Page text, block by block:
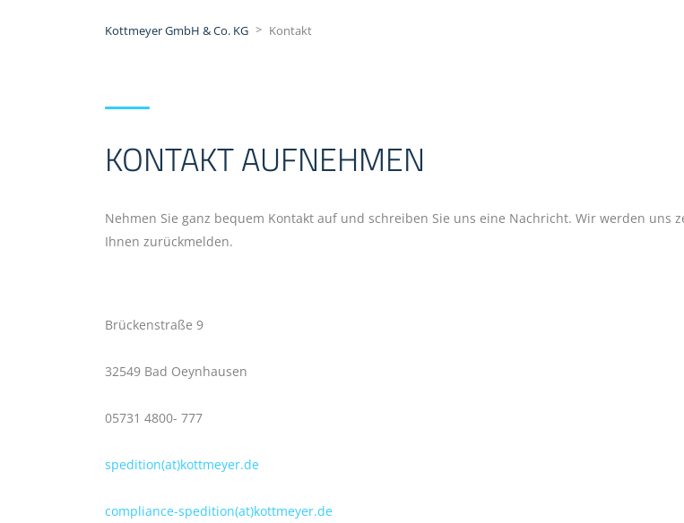
Kottmeyer GmbH & Co. KG > Kontakt
KONTAKT AUFNEHMEN
Nehmen Sie ganz bequem Kontakt auf und schreiben Sie uns eine Nachricht. Wir werden uns
Ihnen zurückmelden.
Brückenstraße 9
32549 Bad Oeynhausen
05731 4800- 777
spedition(at)kottmeyer.de
compliance-spedition(at)kottmeyer.de